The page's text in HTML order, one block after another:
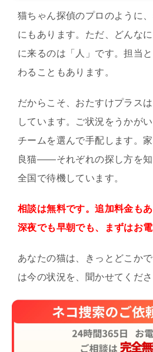
猫ちゃん探偵のプロのように
にもあります。ただ、どんな
に来るのは「人」です。担当
わることもあります。
だからこそ、おたすけプラス
しています。ご状況をうかが
チームを選んで手配します。
良猫——それぞれの探し方を知
全国で待機しています。
相談は無料です。追加料金も
深夜でも早朝でも、まずはお電
あなたの猫は、きっとどこか
は今の状況を、聞かせてくださ